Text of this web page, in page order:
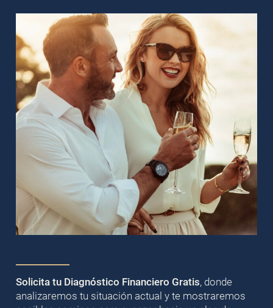
Solicita tu Diagnóstico Financiero Gratis, donde
analizaremos tu situación actual y te mostraremos